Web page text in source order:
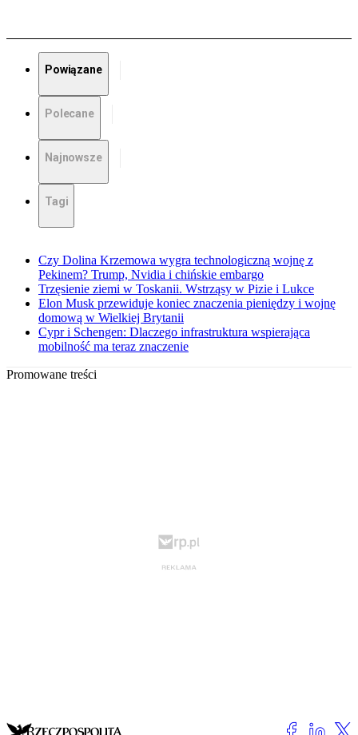
Powiązane
Polecane
Najnowsze
Tagi
Czy Dolina Krzemowa wygra technologiczną wojnę z
Pekinem? Trump, Nvidia i chińskie embargo
Trzęsienie ziemi w Toskanii. Wstrząsy w Pizie i Lukce
Elon Musk przewiduje koniec znaczenia pieniędzy i wojnę
domową w Wielkiej Brytanii
Cypr i Schengen: Dlaczego infrastruktura wspierająca
mobilność ma teraz znaczenie
Promowane treści